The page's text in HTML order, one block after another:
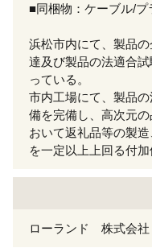
■同梱物：ケーブル/
浜松市内にて、製品
達及び製品の法適合
っている。
市内工場にて、製品
備を完備し、高次元
おいて返礼品等の製
を一定以上上回る付加
ローランド 株式会社